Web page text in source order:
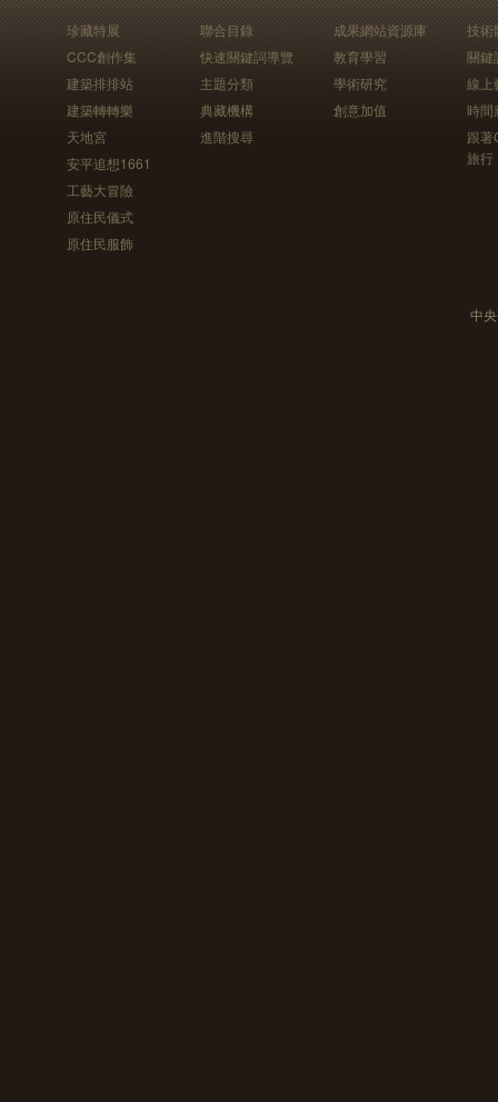
珍藏特展
CCC創作集
建築排排站
建築轉轉樂
天地宮
安平追想1661
工藝大冒險
原住民儀式
原住民服飾
聯合目錄
快速關鍵詞導覽
主題分類
典藏機構
進階搜尋
成果網站資源庫
教育學習
學術研究
創意加值
技術
關鍵
線上
時間
跟
旅行
中